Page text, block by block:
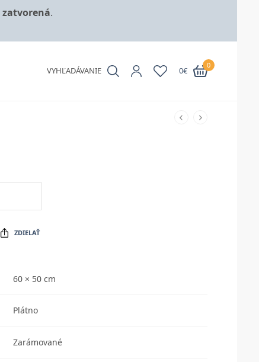
zatvorená.
VYHĽADÁVANIE 0€
0
ZDIELAŤ
60 × 50 cm
Plátno
Zarámované